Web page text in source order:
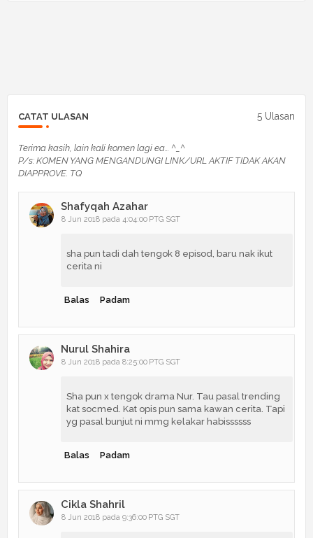
CATAT ULASAN 5 Ulasan
Terima kasih, lain kali komen lagi ea... ^_^
P/s: KOMEN YANG MENGANDUNGI LINK/URL AKTIF TIDAK AKAN
DIAPPROVE. TQ
Shafyqah Azahar
8 Jun 2018 pada 4:04:00 PTG SGT
sha pun tadi dah tengok 8 episod, baru nak ikut
cerita ni
Balas Padam
Nurul Shahira
8 Jun 2018 pada 8:25:00 PTG SGT
Sha pun x tengok drama Nur. Tau pasal trending
kat socmed. Kat opis pun sama kawan cerita. Tapi
yg pasal bunjut ni mmg kelakar habissssss
Balas Padam
Cikla Shahril
8 Jun 2018 pada 9:36:00 PTG SGT